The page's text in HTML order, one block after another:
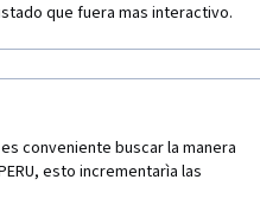
que fuera mas interactivo.
conveniente buscar la manera
esto incrementarìa las